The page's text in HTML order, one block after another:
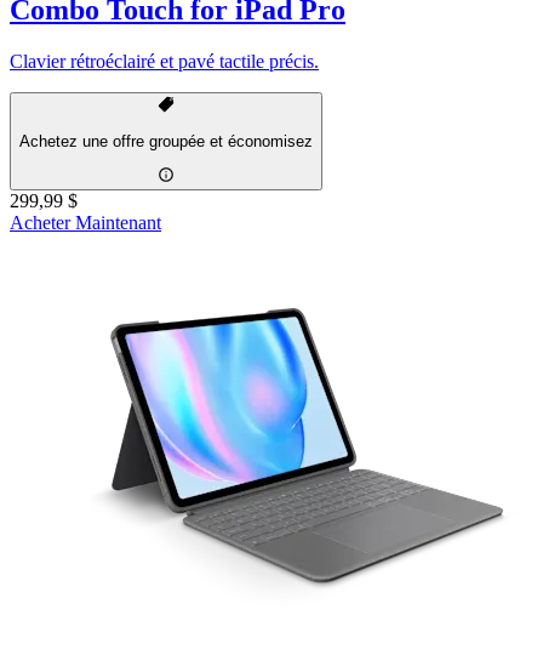
Combo Touch for iPad Pro
Clavier rétroéclairé et pavé tactile précis.
Achetez une offre groupée et économisez
299,99 $
Acheter Maintenant